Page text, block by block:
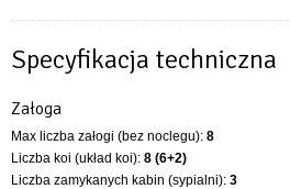
Specyfikacja techniczna
Załoga
Max liczba załogi (bez noclegu): 8
Liczba koi (układ koi): 8 (6+2)
Liczba zamykanych kabin (sypialni): 3